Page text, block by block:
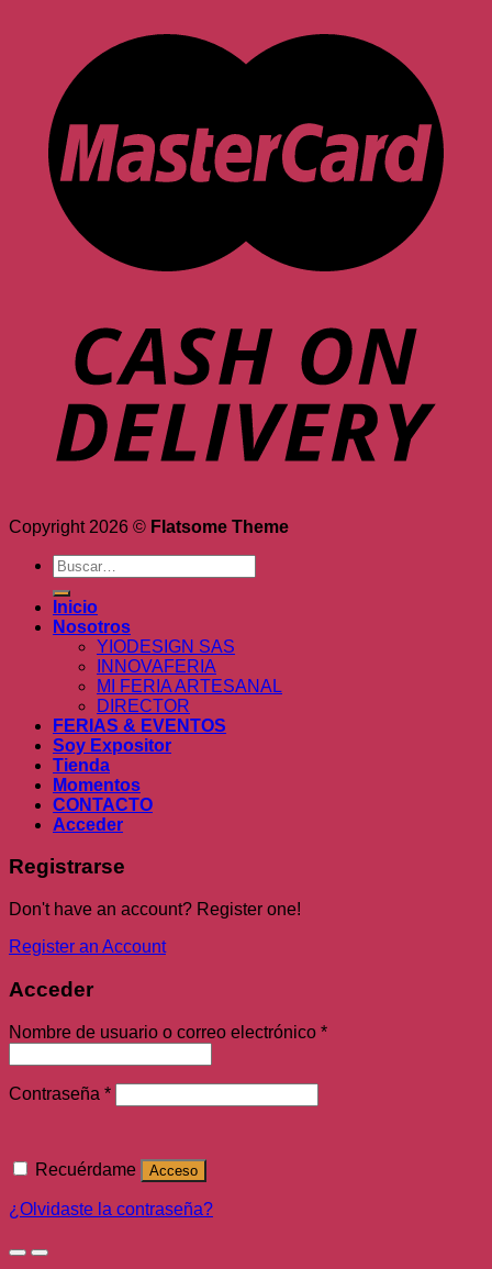
Copyright 2026 © Flatsome Theme
Buscar
por:
Inicio
Nosotros
YIODESIGN SAS
INNOVAFERIA
MI FERIA ARTESANAL
DIRECTOR
FERIAS & EVENTOS
Soy Expositor
Tienda
Momentos
CONTACTO
Acceder
Registrarse
Don't have an account? Register one!
Register an Account
Acceder
Nombre de usuario o correo electrónico *
Contraseña *
Recuérdame Acceso
¿Olvidaste la contraseña?